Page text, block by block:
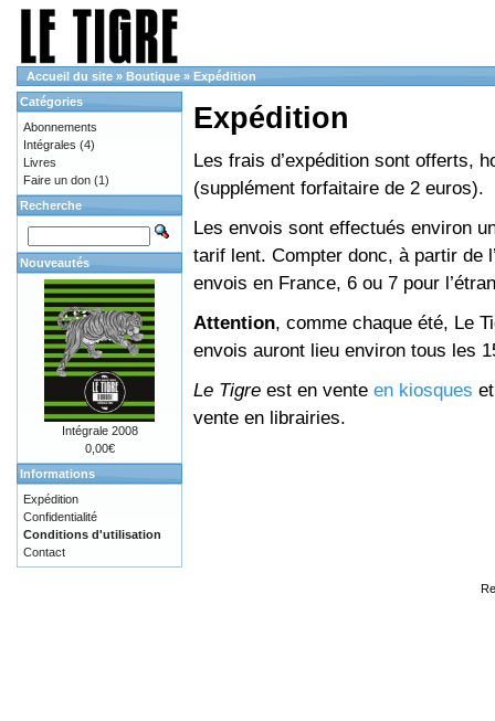
Accueil du site » Boutique » Expédition
Expédition
Les frais d’expédition sont offerts,
(supplément forfaitaire de 2 euros).
Les envois sont effectués environ
tarif lent. Compter donc, à partir de
envois en France, 6 ou 7 pour
Attention, comme chaque été, Le
envois auront lieu environ tous les
Le Tigre est en vente en kiosques
vente en librairies.
Catégories
Abonnements
Intégrales (4)
Livres
Faire un don (1)
Recherche
Nouveautés
Intégrale 2008
0,00€
Informations
Expédition
Confidentialité
Conditions d'utilisation
Contact